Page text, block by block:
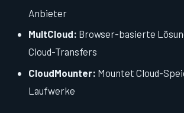
Anbieter
MultCloud: Browser-basierte
Cloud-Transfers
CloudMounter: Mountet Cloud-
Laufwerke